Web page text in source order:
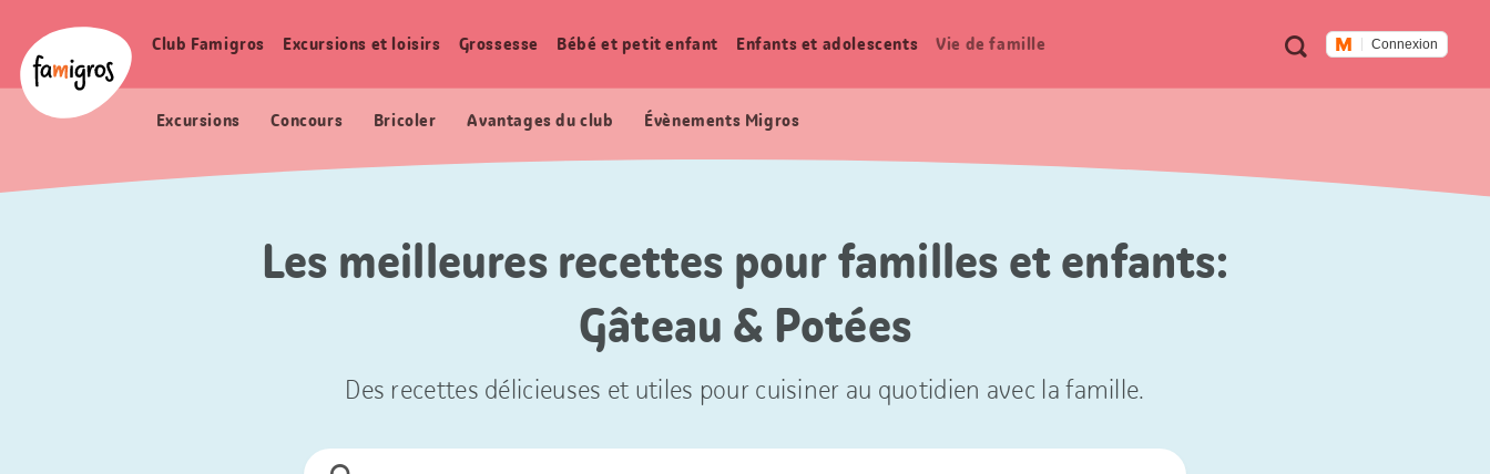
navigation
Logo
Métanavigation
RechercheConnexion
Navigation
Club Famigros Excursions et loisirs Grossesse Bébé et petit enfant Enfants et adolescents Vie de famille
Excursions Concours Bricoler Avantages du club Évènements Migros
Les meilleures recettes pour familles et enfants:
Gâteau & Potées
Des recettes délicieuses et utiles pour cuisiner au quotidien avec la famille.